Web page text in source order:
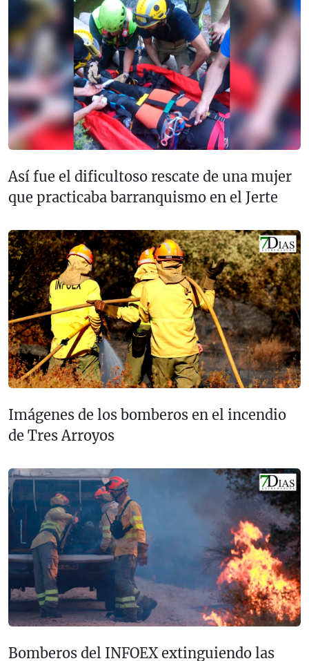
Así fue el dificultoso rescate de una mujer
que practicaba barranquismo en el Jerte
Imágenes de los bomberos en el incendio
de Tres Arroyos
Bomberos del INFOEX extinguiendo las